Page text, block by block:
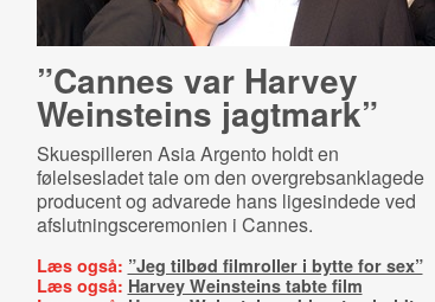
”Cannes var Harvey
Weinsteins jagtmark”
Skuespilleren Asia Argento holdt en
følelsesladet tale om den overgrebsanklagede
producent og advarede hans ligesindede ved
afslutningsceremonien i Cannes.
Læs også: ”Jeg tilbød filmroller i bytte for sex”
Læs også: Harvey Weinsteins tabte film